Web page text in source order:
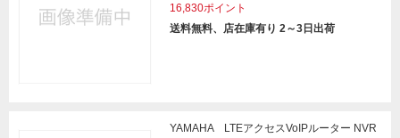
16,830ポイント
送料無料、店在庫有り 2～3日出荷
YAMAHA LTEアクセスVoIPルーター NVR